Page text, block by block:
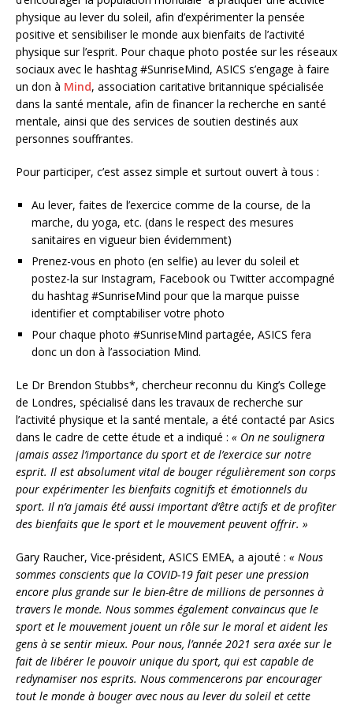
physique au lever du soleil, afin d’expérimenter la pensée
positive et sensibiliser le monde aux bienfaits de l’activité
physique sur l’esprit. Pour chaque photo postée sur les réseaux
sociaux avec le hashtag #SunriseMind, ASICS s’engage à faire
un don à Mind, association caritative britannique spécialisée
dans la santé mentale, afin de financer la recherche en santé
mentale, ainsi que des services de soutien destinés aux
personnes souffrantes.
Pour participer, c’est assez simple et surtout ouvert à tous :
Au lever, faites de l’exercice comme de la course, de la
marche, du yoga, etc. (dans le respect des mesures
sanitaires en vigueur bien évidemment)
Prenez-vous en photo (en selfie) au lever du soleil et
postez-la sur Instagram, Facebook ou Twitter accompagné
du hashtag #SunriseMind pour que la marque puisse
identifier et comptabiliser votre photo
Pour chaque photo #SunriseMind partagée, ASICS fera
donc un don à l’association Mind.
Le Dr Brendon Stubbs*, chercheur reconnu du King’s College
de Londres, spécialisé dans les travaux de recherche sur
l’activité physique et la santé mentale, a été contacté par Asics
dans le cadre de cette étude et a indiqué : « On ne soulignera
jamais assez l’importance du sport et de l’exercice sur notre
esprit. Il est absolument vital de bouger régulièrement son corps
pour expérimenter les bienfaits cognitifs et émotionnels du
sport. Il n’a jamais été aussi important d’être actifs et de profiter
des bienfaits que le sport et le mouvement peuvent offrir. »
Gary Raucher, Vice-président, ASICS EMEA, a ajouté : « Nous
sommes conscients que la COVID-19 fait peser une pression
encore plus grande sur le bien-être de millions de personnes à
travers le monde. Nous sommes également convaincus que le
sport et le mouvement jouent un rôle sur le moral et aident les
gens à se sentir mieux. Pour nous, l’année 2021 sera axée sur le
fait de libérer le pouvoir unique du sport, qui est capable de
redynamiser nos esprits. Nous commencerons par encourager
tout le monde à bouger avec nous au lever du soleil et cette